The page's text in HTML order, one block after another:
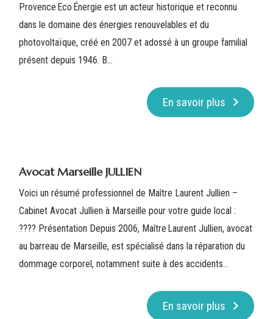
Provence Eco Énergie est un acteur historique et reconnu
dans le domaine des énergies renouvelables et du
photovoltaïque, créé en 2007 et adossé à un groupe familial
présent depuis 1946. B...
En savoir plus
Avocat Marseille JULLIEN
Voici un résumé professionnel de Maître Laurent Jullien –
Cabinet Avocat Jullien à Marseille pour votre guide local :
????️ Présentation Depuis 2006, Maître Laurent Jullien, avocat
au barreau de Marseille, est spécialisé dans la réparation du
dommage corporel, notamment suite à des accidents...
En savoir plus